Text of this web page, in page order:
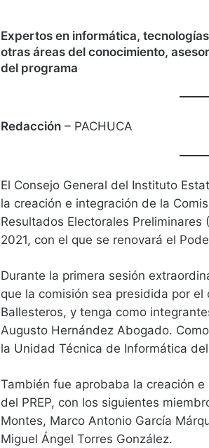
Expertos en informática,
otras áreas del conocimiento,
del programa
Redacción – PACHUCA
El Consejo General del Instituto
la creación e integración de la
Resultados Electorales
2021, con el que se renovará el
Durante la primera sesión
que la comisión sea presidida por
Ballesteros, y tenga como
Augusto Hernández Abogado.
la Unidad Técnica de Informática
También fue aprobaba la creación
del PREP, con los siguientes
Montes, Marco Antonio García
Miguel Ángel Torres González.